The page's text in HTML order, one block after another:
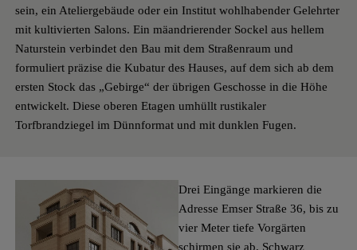
sein, ein Ateliergebäude oder ein Institut wohlhabender Gelehrter
mit kultivierten Salons. Ein mäandrierender Sockel aus hellem
Naturstein verbindet den Bau mit dem Straßenraum und
formuliert präzise die Kubatur des Hauses, auf dem sich ab dem
ersten Stock das „Gebirge“ der übrigen Geschosse in die Höhe
entwickelt. Diese oberen Etagen umhüllt rustikaler
Torfbrandziegel im Dünnformat und mit dunklen Fugen.
Drei Eingänge markieren die
Adresse Emser Straße 36, bis zu
vier Meter tiefe Vorgärten
schirmen sie ab. Schwarz